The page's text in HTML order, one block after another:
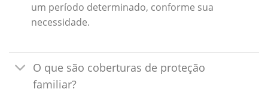
um período determinado, conforme sua
necessidade.
O que são coberturas de proteção
familiar?